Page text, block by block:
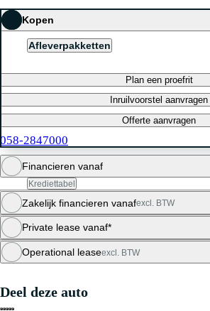
Kopen
Afleverpakketten
Plan een proefrit
Inruilvoorstel aanvragen
Offerte aanvragen
058-2847000
Financieren vanaf
Krediettabel
Maandbedrag berekenen
Zakelijk financieren vanafexcl. BTW
Maandbedrag berekenen
Private lease vanaf*
Private lease berekenen
Operational leaseexcl. BTW
Deel deze auto